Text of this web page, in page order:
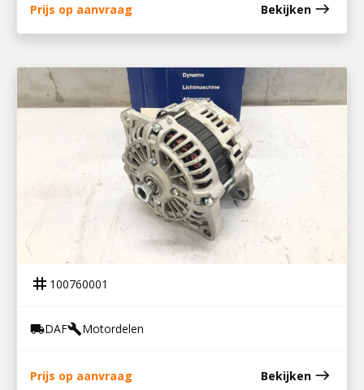
Prijs op aanvraag Bekijken east
100760001
DYNAMO CF85
tag 100760001
local_shippingDAFbuildMotordelen
Prijs op aanvraag Bekijken east